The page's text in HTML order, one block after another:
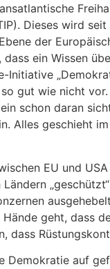
Dieses wird
der
ein Wissen
gut wie nicht
schon daran
Alles geschieht
EU und
geht, dass
dass
auf